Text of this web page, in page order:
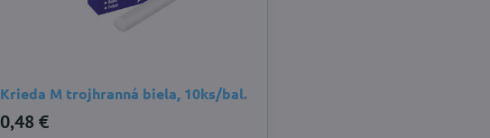
Krieda M trojhranná biela, 10ks/bal.
0,48 €